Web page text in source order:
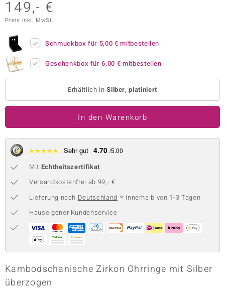
Collection
Collection
Classics
149,- €
Preis inkl. MwSt.
Schmuckbox für 5,00 € mitbestellen
Geschenkbox für6,00 € mitbestellen
Erhältlich inSilber, platiniert
In den Warenkorb
★★★★★ Sehr gut 4.70 /5.00
Mit Echtheitszertifikat
Versandkostenfrei ab 99,- €
Lieferung nach Deutschland
innerhalb von 1-3 Tagen
Hauseigener Kundenservice
Kambodschanische Zirkon Ohrringe mit Silber
überzogen